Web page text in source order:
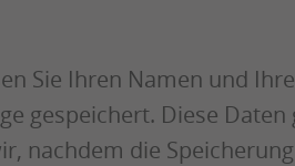
Sie Ihren Namen und
gespeichert. Diese
nachdem die